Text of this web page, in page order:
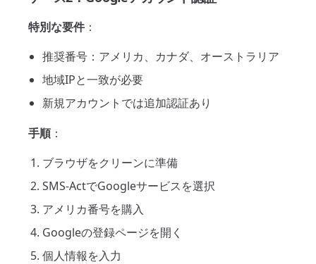
特別な要件：
推奨番号：アメリカ、カナダ、オーストラリア
地域IPと一致が必要
新規アカウントでは追加認証あり
手順：
ブラウザをクリーンに準備
SMS-ActでGoogleサービスを選択
アメリカ番号を購入
Googleの登録ページを開く
個人情報を入力